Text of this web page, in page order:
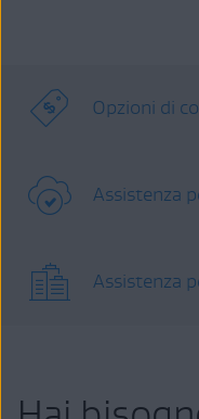
Opzioni di
Assistenza
Assistenza